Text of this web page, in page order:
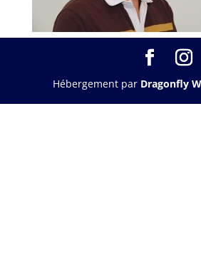
Hébergement par Dragonfly